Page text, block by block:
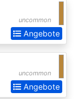
uncommon
Angebote
uncommon
Angebote